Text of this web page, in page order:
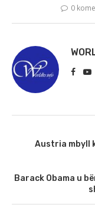
0
Austria mbyll
Barack Obama u